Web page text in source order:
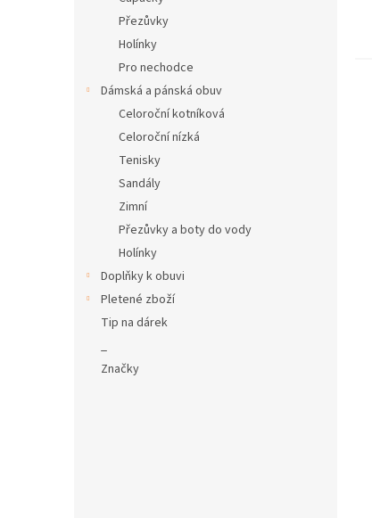
Přezůvky
Holínky
Pro nechodce
Dámská a pánská obuv
Celoroční kotníková
Celoroční nízká
Tenisky
Sandály
Zimní
Přezůvky a boty do vody
Holínky
Doplňky k obuvi
Pletené zboží
Tip na dárek
_
Značky